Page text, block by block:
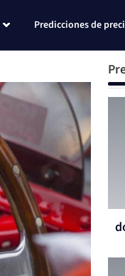
Predicciones de